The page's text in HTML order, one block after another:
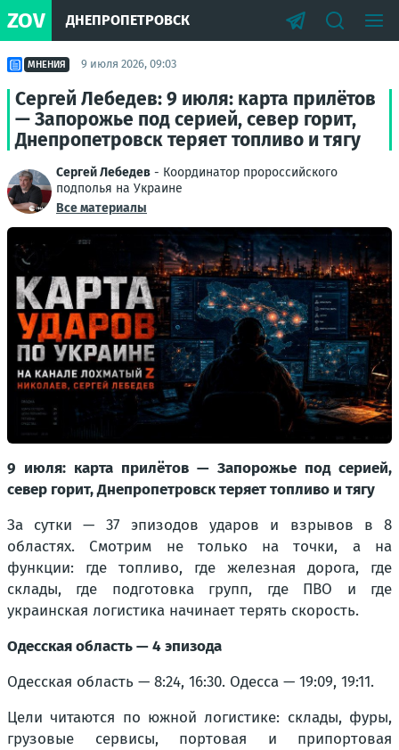
ZOV ДНЕПРОПЕТРОВСК
МНЕНИЯ 9 июля 2026, 09:03
Сергей Лебедев: 9 июля: карта прилётов
— Запорожье под серией, север горит,
Днепропетровск теряет топливо и тягу
Сергей Лебедев - Координатор пророссийского
подполья на Украине
Все материалы
9 июля: карта прилётов — Запорожье под серией,
север горит, Днепропетровск теряет топливо и тягу
За сутки — 37 эпизодов ударов и взрывов в 8
областях. Смотрим не только на точки, а на
функции: где топливо, где железная дорога, где
склады, где подготовка групп, где ПВО и где
украинская логистика начинает терять скорость.
Одесская область — 4 эпизода
Одесская область — 8:24, 16:30. Одесса — 19:09, 19:11.
Цели читаются по южной логистике: склады, фуры,
грузовые сервисы, портовая и припортовая